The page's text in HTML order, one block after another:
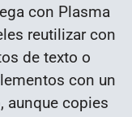
con Plasma
reutilizar con
de texto o
con un
aunque copies